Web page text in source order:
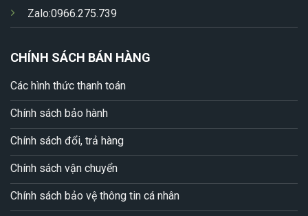
Zalo:0966.275.739
CHÍNH SÁCH BÁN HÀNG
Các hình thức thanh toán
Chính sách bảo hành
Chính sách đổi, trả hàng
Chính sách vận chuyển
Chính sách bảo vệ thông tin cá nhân